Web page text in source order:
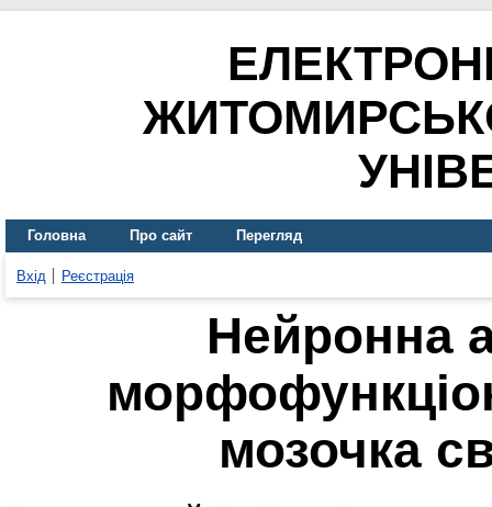
Головна Про сайт Перегляд
Вхід Реєстрація
Нейронна
мозочка